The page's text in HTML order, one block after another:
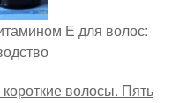
Е для волос: